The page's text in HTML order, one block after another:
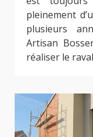
pleinement
plusieurs
Artisan
réaliser le